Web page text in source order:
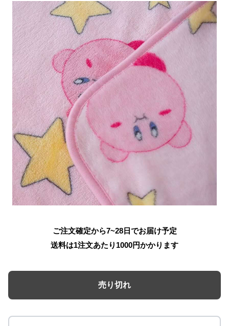
ご注文確定から7~28日でお届け予定
送料は1注文あたり 1000円かかります
売り切れ